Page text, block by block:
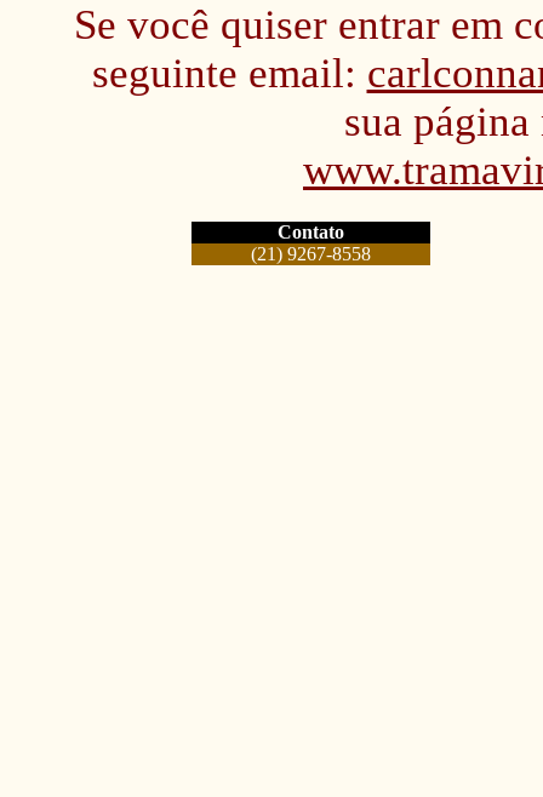
Se você quiser entrar em
seguinte email:
sua
Contato
(21) 9267-8558